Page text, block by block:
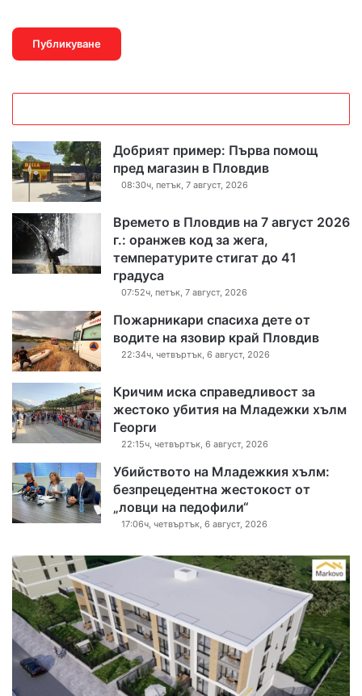
Добрият пример: Първа помощ
пред магазин в Пловдив
08:30ч, петък, 7 август, 2026
Времето в Пловдив на 7 август 2026
г.: оранжев код за жега,
температурите стигат до 41
градуса
07:52ч, петък, 7 август, 2026
Пожарникари спасиха дете от
водите на язовир край Пловдив
22:34ч, четвъртък, 6 август, 2026
Кричим иска справедливост за
жестоко убития на Младежки хълм
Георги
22:15ч, четвъртък, 6 август, 2026
Убийството на Младежкия хълм:
безпрецедентна жестокост от
„ловци на педофили“
17:06ч, четвъртък, 6 август, 2026